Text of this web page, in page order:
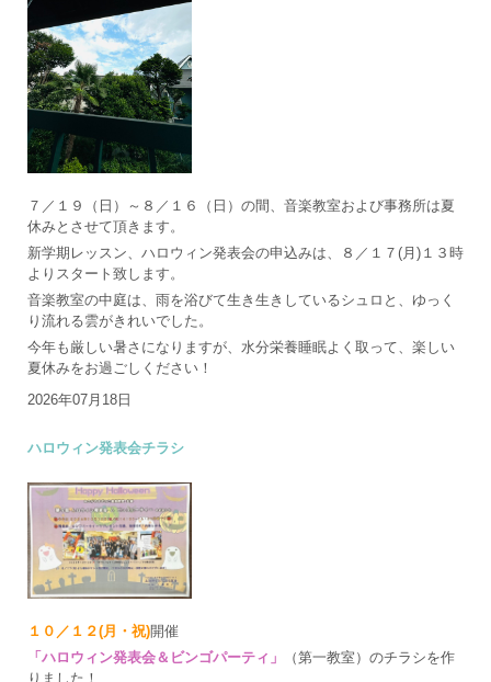
７／１９（日）～８／１６（日）の間、音楽教室および事務所は夏
休みとさせて頂きます。
新学期レッスン、ハロウィン発表会の申込みは、８／１７(月)１３時
よりスタート致します。
音楽教室の中庭は、雨を浴びて生き生きしているシュロと、ゆっく
り流れる雲がきれいでした。
今年も厳しい暑さになりますが、水分栄養睡眠よく取って、楽しい
夏休みをお過ごしください！
2026年07月18日
ハロウィン発表会チラシ
１０／１２(月・祝)開催
「ハロウィン発表会＆ビンゴパーティ」
（第一教室）のチラシを作
りました！